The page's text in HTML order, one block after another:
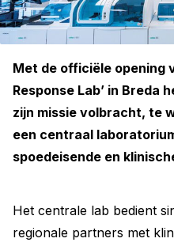
Met de officiële opening
Response Lab’ in Breda
zijn missie volbracht, te
een centraal
spoedeisende en
Het centrale lab bedient
regionale partners met